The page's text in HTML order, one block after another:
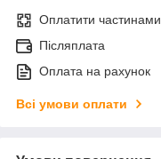
Оплатити частинами
Післяплата
Оплата на рахунок
Всі умови оплати